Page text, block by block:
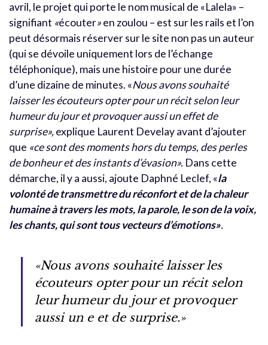
avril, le projet qui porte le nom musical de «Lalela» –
signifiant «écouter»en zoulou – est sur les rails et l’on
peut désormais réserver sur le site non pas un auteur
(qui se dévoile uniquement lors de l’échange
téléphonique), mais une histoire pour une durée
d’une dizaine de minutes. «Nous avons souhaité
laisser les écouteurs opter pour un récit selon leur
humeur du jour et provoquer aussi un effet de
surprise»,explique Laurent Develay avant d’ajouter
que «ce sont des moments hors du temps, des perles
de bonheur et des instants d’évasion». Dans cette
démarche, il y a aussi, ajoute Daphné Leclef, «la
volonté de transmettre du réconfort et de la chaleur
humaine à travers les mots, la parole, le son de la voix,
les chants, qui sont tous vecteurs d’émotions».
«Nous avons souhaité laisser les
écouteurs opter pour un récit selon
leur humeur du jour et provoquer
aussi un e et de surprise.»